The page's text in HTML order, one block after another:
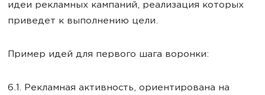
идеи рекламных кампаний, реализация которых
приведет к выполнению цели.
Пример идей для первого шага воронки:
6.1. Рекламная активность, ориентирована на